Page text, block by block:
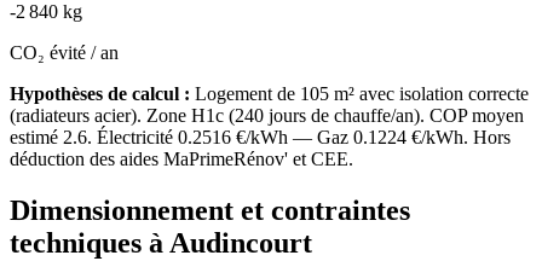
-2 840 kg
CO₂ évité / an
Hypothèses de calcul : Logement de 105 m² avec isolation correcte
(radiateurs acier). Zone H1c (240 jours de chauffe/an). COP moyen
estimé 2.6. Électricité 0.2516 €/kWh — Gaz 0.1224 €/kWh. Hors
déduction des aides MaPrimeRénov' et CEE.
Dimensionnement et contraintes
techniques à Audincourt